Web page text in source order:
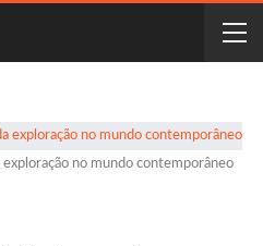
no mundo contemporâneo